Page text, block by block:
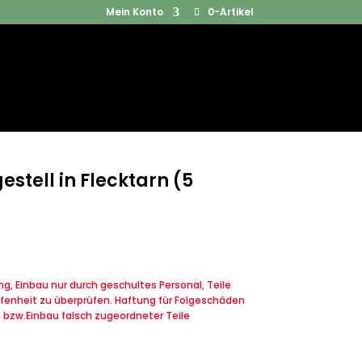
Mein Konto 0-Artikel
Products
in Flecktarn (5
Einbau nur durch geschultes Personal, Teile
zu überprüfen. Haftung für Folgeschäden
falsch zugeordneter Teile